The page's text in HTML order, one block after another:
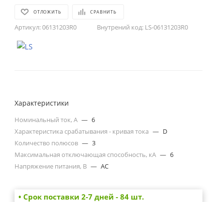
ОТЛОЖИТЬ СРАВНИТЬ
Артикул:06131203R0 Внутрений код: LS-06131203R0
Характеристики
Номинальный ток, А — 6
Характеристика срабатывания - кривая тока — D
Количество полюсов — 3
Максимальная отключающая способность, кА — 6
Напряжение питания, В — AC
• Cрок поставки 2-7 дней - 84 шт.